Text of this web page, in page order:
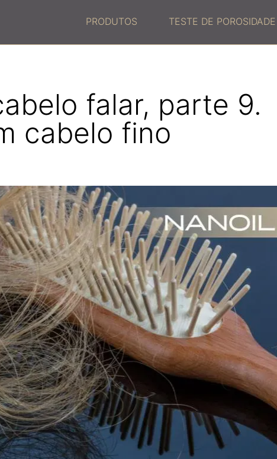
PRODUTOS TESTE DE
falar, parte 9.
cabelo fino